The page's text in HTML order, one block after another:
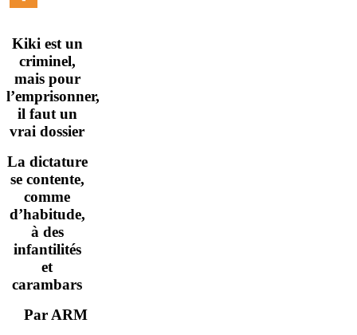
Kiki est un
criminel,
mais pour
l’emprisonner,
il faut un
vrai dossier
La dictature
se contente,
comme
d’habitude,
à des
infantilités
et
carambars
Par ARM